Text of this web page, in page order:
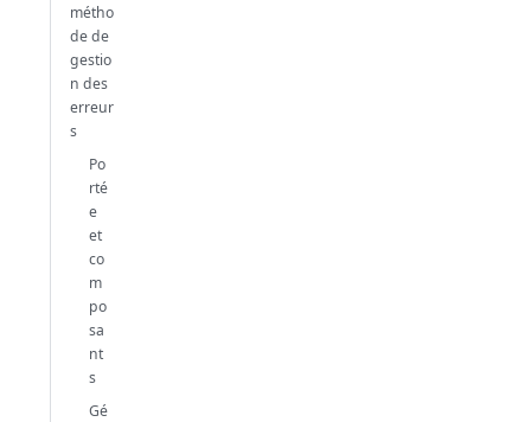
métho
de de
gestio
n des
erreur
s
Po
rté
e
et
co
m
po
sa
nt
s
Gé